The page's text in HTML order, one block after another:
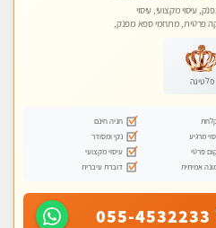
עיסוי מקצועי, עיסוי
פרטית, מתחמי ספא מפנק,
פלטינה
חניה חינם
מרגיע
נקי ומסודר
פרטי
עיסוי מקצועי
אמיתית
דוברת עיברית
055-4532233